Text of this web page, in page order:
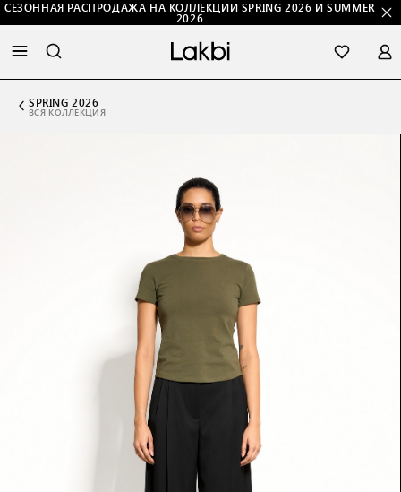
СЕЗОННАЯ РАСПРОДАЖА НА КОЛЛЕКЦИИ SPRING 2026 И SUMMER
2026
SPRING 2026
ВСЯ КОЛЛЕКЦИЯ